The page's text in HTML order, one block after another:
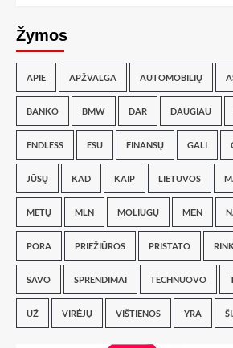
Žymos
APIE APŽVALGA AUTOMOBILIŲ
BANKO BMW DAR DAUGIAU
ENDLESS ESU FINANSŲ GALI
JŪSŲ KAD KAIP LIETUVOS
METŲ MLN MOLIŪGŲ MĖN
PORA PRIEŽIŪROS PRISTATO
SAVO SPRENDIMAI TECHNUOVO
UŽ VIRĖJŲ VIŠTIENOS YRA